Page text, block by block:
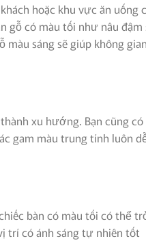
hoặc khu vực ăn uống
gỗ có màu tối như nâu đậm
sáng sẽ giúp không
xu hướng. Bạn cũng có
gam màu trung tính luôn
bàn có màu tối có thể
trí có ánh sáng tự nhiên tốt